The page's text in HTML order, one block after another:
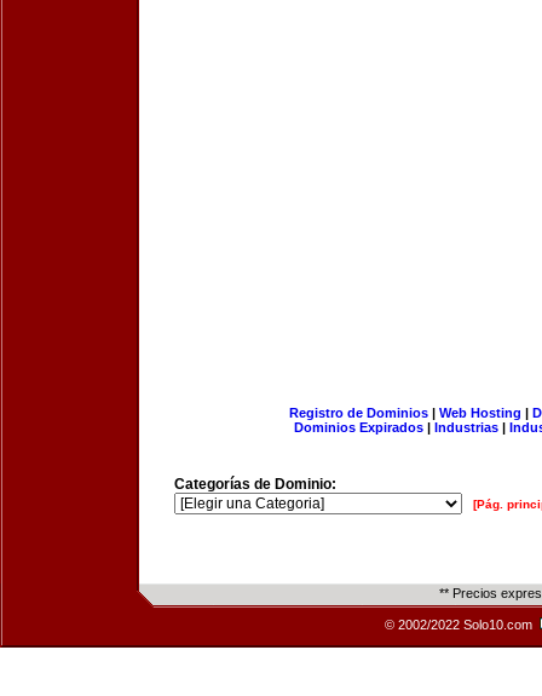
Registro de Dominios| Web Hosting |
Dominios Expirados | Industrias |
Categorías de Dominio:
[Pág.
** Precios
© 2002/2022 Solo10.com